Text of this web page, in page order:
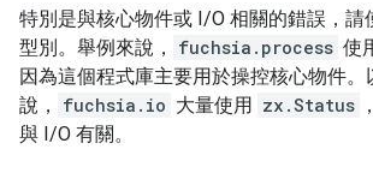
特別是與核心物件或 I/O 相關的錯誤，請
型別。舉例來說，
fuchsia.process 使
因為這個程式庫主要用於操控核心物件。
說，
fuchsia.io 大量使用 zx.Status
與 I/O 有關。